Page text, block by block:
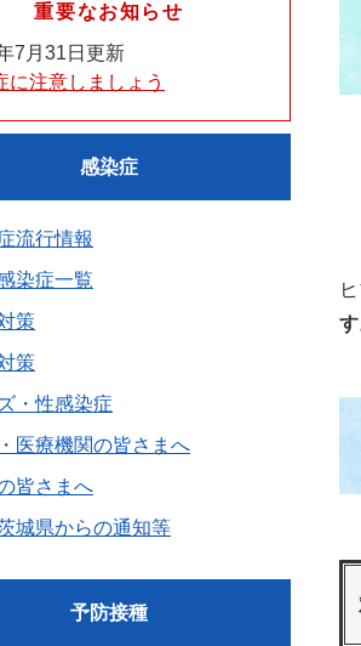
重要なお知らせ
7月31日更新
に注意しましょう
感染症
流行情報
染症一覧
策
策
・性感染症
医療機関の皆さまへ
皆さまへ
城県からの通知等
予防接種